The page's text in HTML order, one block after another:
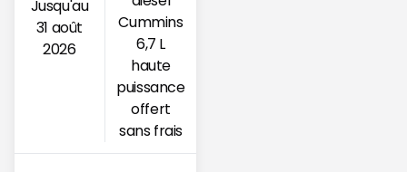
Jusqu'au
31 août
2026
Cummins
6,7 L
haute
puissance
offert
sans frais